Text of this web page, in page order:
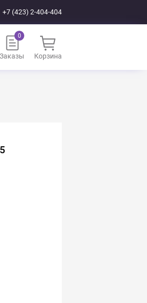
+7 (423) 2-404-404
Заказы Корзина